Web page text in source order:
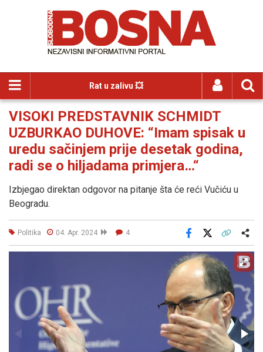
Rat u zalivu 💥
VISOKI PREDSTAVNIK SCHMIDT
UZBURKAO DUHOVE: “Imam spisak u
uredu sačinjem prije desetak godina,
radi se o hiljadama primjera…“
Izbjegao direktan odgovor na pitanje šta će reći Vučiću u
Beogradu.
Politika 04. Apr. 2024 4
Facebook